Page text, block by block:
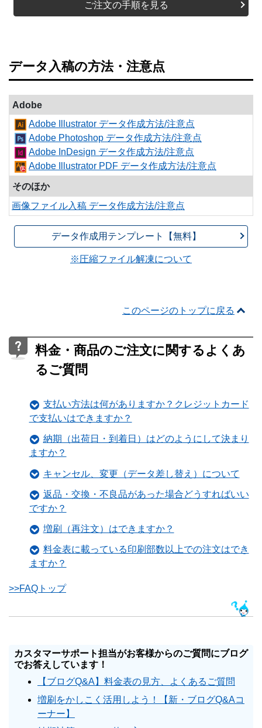
ご注文の手順を見る
データ入稿の方法・注意点
Adobe
Adobe Illustrator データ作成方法/注意点
Adobe Photoshop データ作成方法/注意点
Adobe InDesign データ作成方法/注意点
Adobe Illustrator PDF データ作成方法/注意点
そのほか
画像ファイル入稿 データ作成方法/注意点
データ作成用テンプレート【無料】
※圧縮ファイル解凍について
このページのトップに戻る
料金・商品のご注文に関するよくあ
るご質問
支払い方法は何がありますか？クレジットカード
で支払いはできますか？
納期（出荷日・到着日）はどのようにして決まり
ますか？
キャンセル、変更（データ差し替え）について
返品・交換・不良品があった場合どうすればいい
ですか？
増刷（再注文）はできますか？
料金表に載っている印刷部数以上での注文はでき
ますか？
>>FAQトップ
カスタマーサポート担当がお客様からのご質問にブログ
でお答えしています！
【ブログQ&A】料金表の見方、よくあるご質問
増刷をかしこく活用しよう！【新・ブログQ&Aコ
ーナー】